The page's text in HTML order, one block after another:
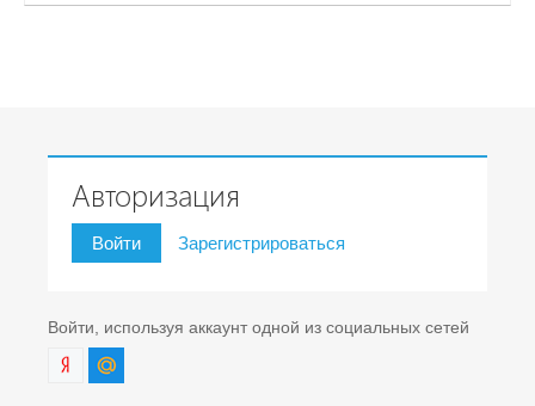
Авторизация
Войти Зарегистрироваться
Войти, используя аккаунт одной из социальных сетей